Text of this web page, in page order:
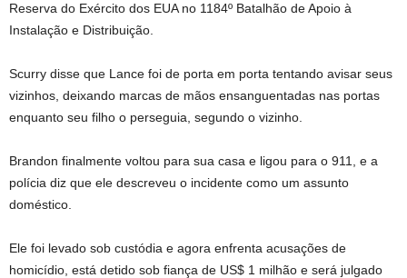
Reserva do Exército dos EUA no 1184º Batalhão de Apoio à
Instalação e Distribuição.
Scurry disse que Lance foi de porta em porta tentando avisar seus
vizinhos, deixando marcas de mãos ensanguentadas nas portas
enquanto seu filho o perseguia, segundo o vizinho.
Brandon finalmente voltou para sua casa e ligou para o 911, e a
polícia diz que ele descreveu o incidente como um assunto
doméstico.
Ele foi levado sob custódia e agora enfrenta acusações de
homicídio, está detido sob fiança de US$ 1 milhão e será julgado